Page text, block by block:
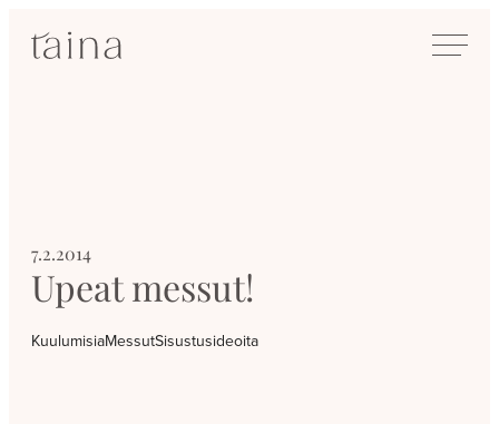
suoraan
SisustusTaina
7.2.2014
Upeat messut!
KuulumisiaMessutSisustusideoita